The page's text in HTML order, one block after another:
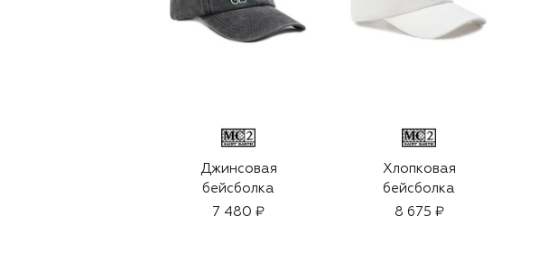
Джинсовая
бейсболка
7 480 ₽
Хлопковая
бейсболка
8 675 ₽